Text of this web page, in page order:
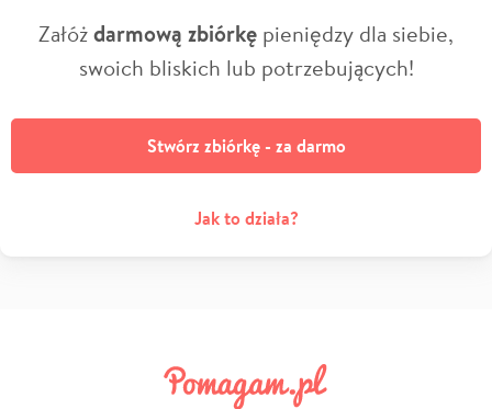
Załóżdarmową zbiórkę pieniędzy dla siebie,
swoich bliskich lub potrzebujących!
Stwórz zbiórkę - za darmo
Jak to działa?